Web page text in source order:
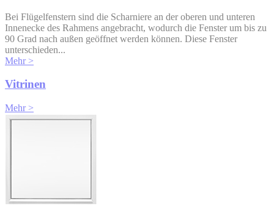
Bei Flügelfenstern sind die Scharniere an der oberen und unteren
Innenecke des Rahmens angebracht, wodurch die Fenster um bis zu
90 Grad nach außen geöffnet werden können. Diese Fenster
unterschieden...
Mehr >
Vitrinen
Mehr >